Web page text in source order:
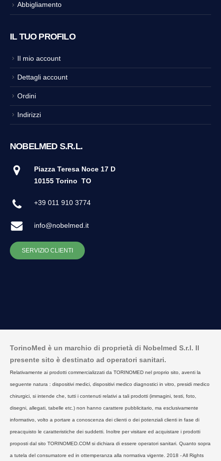
Abbigliamento
IL TUO PROFILO
Il mio account
Dettagli account
Ordini
Indirizzi
NOBELMED S.R.L.
Piazza Teresa Noce 17 D
10155 Torino TO
+39 011 910 3774
info@nobelmed.it
SERVIZIO CLIENTI
TorinoMed è un marchio di proprietà di Nobelmed S.r.l. Il
presente sito è destinato ad operatori sanitari.
Relativamente ai prodotti commercializzati da TORINOMED nel proprio sito, aventi la
seguente natura : dispositivi medici, dispositivi medico diagnostici in vitro, presidi medico
chirurgici, si intende che, tutti i contenuti relativi a tali prodotti (immagini, testi, foto,
disegni, allegati, tabelle etc.) non hanno carattere pubblicitario, ma esclusivamente
informativo, volto a portare a conoscenza dei clienti o dei potenziali clienti in fase di
preacquisto le caratteristiche dei suddetti. Inoltre per visitare ed acquistare i prodotti
proposti dal sito TORINOMED.COM si dichiara di essere operatori sanitari. Quanto sopra
a tutela del consumatore ed in ottemperanza alla normativa vigente. 2018 - All Rights